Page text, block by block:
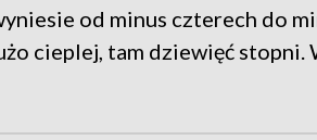
od minus czterech do
cieplej, tam dziewięć stopni.